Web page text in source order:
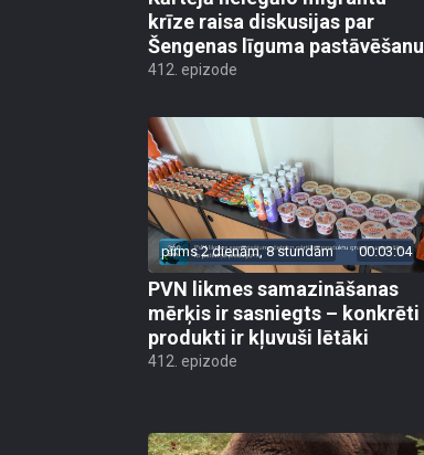
krīze raisa diskusijas par
Šengenas līguma pastāvēšanu
412. epizode
pirms 2 dienām, 8 stundām 00:03:04
PVN likmes samazināšanas
mērķis ir sasniegts – konkrēti
produkti ir kļuvuši lētāki
412. epizode